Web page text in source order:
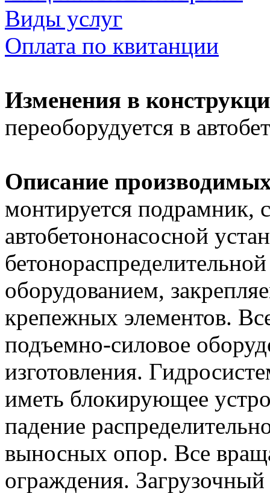
Виды услуг
Оплата по квитанции
Изменения в
переоборудуется в
Описание
монтируется подрамник,
автобетононасосной
оборудованием,
крепежных элементов.
подъемно-силовое
изготовления.
иметь блокирующее
падение
выносных опор. Все
ограждения.